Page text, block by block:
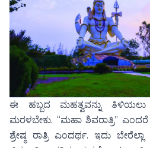
ಈ ಹಬ್ಬದ ಮಹತ್ವವನ್ನು ತಿಳಿಯಲು
ಮರಳಬೇಕು. “ಮಹಾ ಶಿವರಾತ್ರಿ”
ಶ್ರೇಷ್ಠ ರಾತ್ರಿ ಎಂದರ್ಥ. ಇದು